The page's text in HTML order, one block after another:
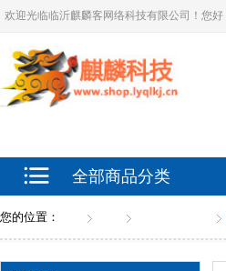
欢迎光临临沂麒麟客网络科技有限公司！您好
全部商品分类
您的位置：